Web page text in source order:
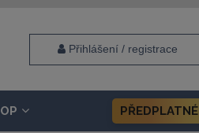
Přihlášení / registrace
PŘEDPLATNÉ